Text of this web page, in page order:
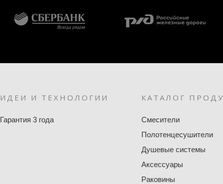
ИДЕИ И ТЕХНОЛОГИИ
Гарантия 3 года
КАТАЛОГ
Смесители
Полотенцесушители
Душевые системы
Аксессуары
Раковины